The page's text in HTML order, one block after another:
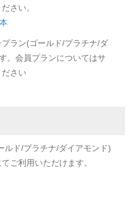
さい。
ラン(ゴールド/プラチナ/ダ
。会員プランについてはサ
さい
ルド/プラチナ/ダイアモンド)
ご利用いただけます。